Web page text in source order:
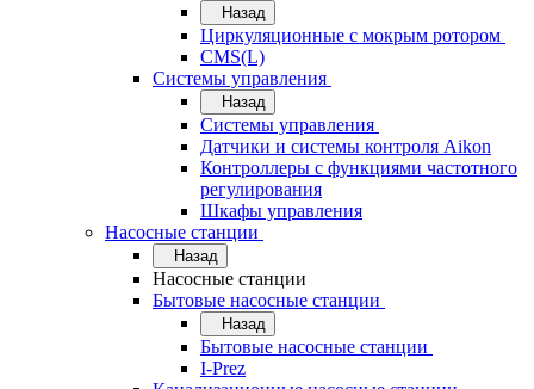
Назад
Циркуляционные с мокрым ротором
CMS(L)
Системы управления
Назад
Системы управления
Датчики и системы контроля Aikon
Контроллеры с функциями частотного
регулирования
Шкафы управления
Насосные станции
Назад
Насосные станции
Бытовые насосные станции
Назад
Бытовые насосные станции
I-Prez